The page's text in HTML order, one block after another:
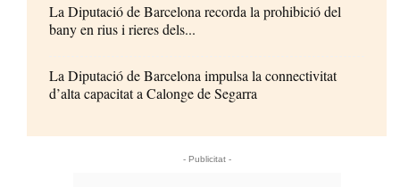
La Diputació de Barcelona recorda la prohibició del
bany en rius i rieres dels...
La Diputació de Barcelona impulsa la connectivitat
d’alta capacitat a Calonge de Segarra
- Publicitat -